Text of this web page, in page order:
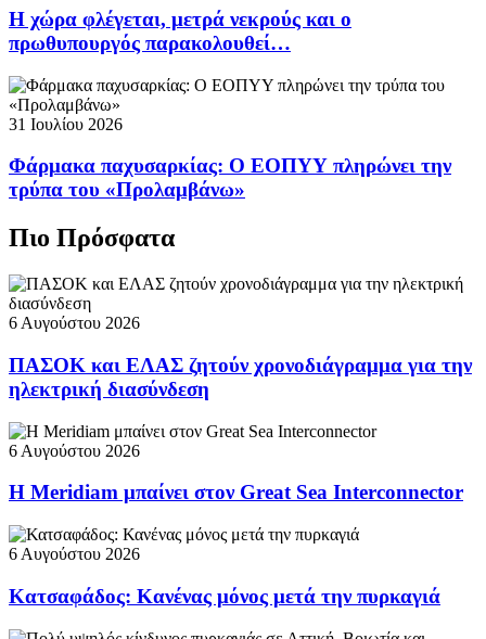
Η χώρα φλέγεται, μετρά νεκρούς και ο
πρωθυπουργός παρακολουθεί…
31 Ιουλίου 2026
Φάρμακα παχυσαρκίας: Ο ΕΟΠΥΥ πληρώνει την
τρύπα του «Προλαμβάνω»
Πιο Πρόσφατα
6 Αυγούστου 2026
ΠΑΣΟΚ και ΕΛΑΣ ζητούν χρονοδιάγραμμα για την
ηλεκτρική διασύνδεση
6 Αυγούστου 2026
Η Meridiam μπαίνει στον Great Sea Interconnector
6 Αυγούστου 2026
Κατσαφάδος: Κανένας μόνος μετά την πυρκαγιά